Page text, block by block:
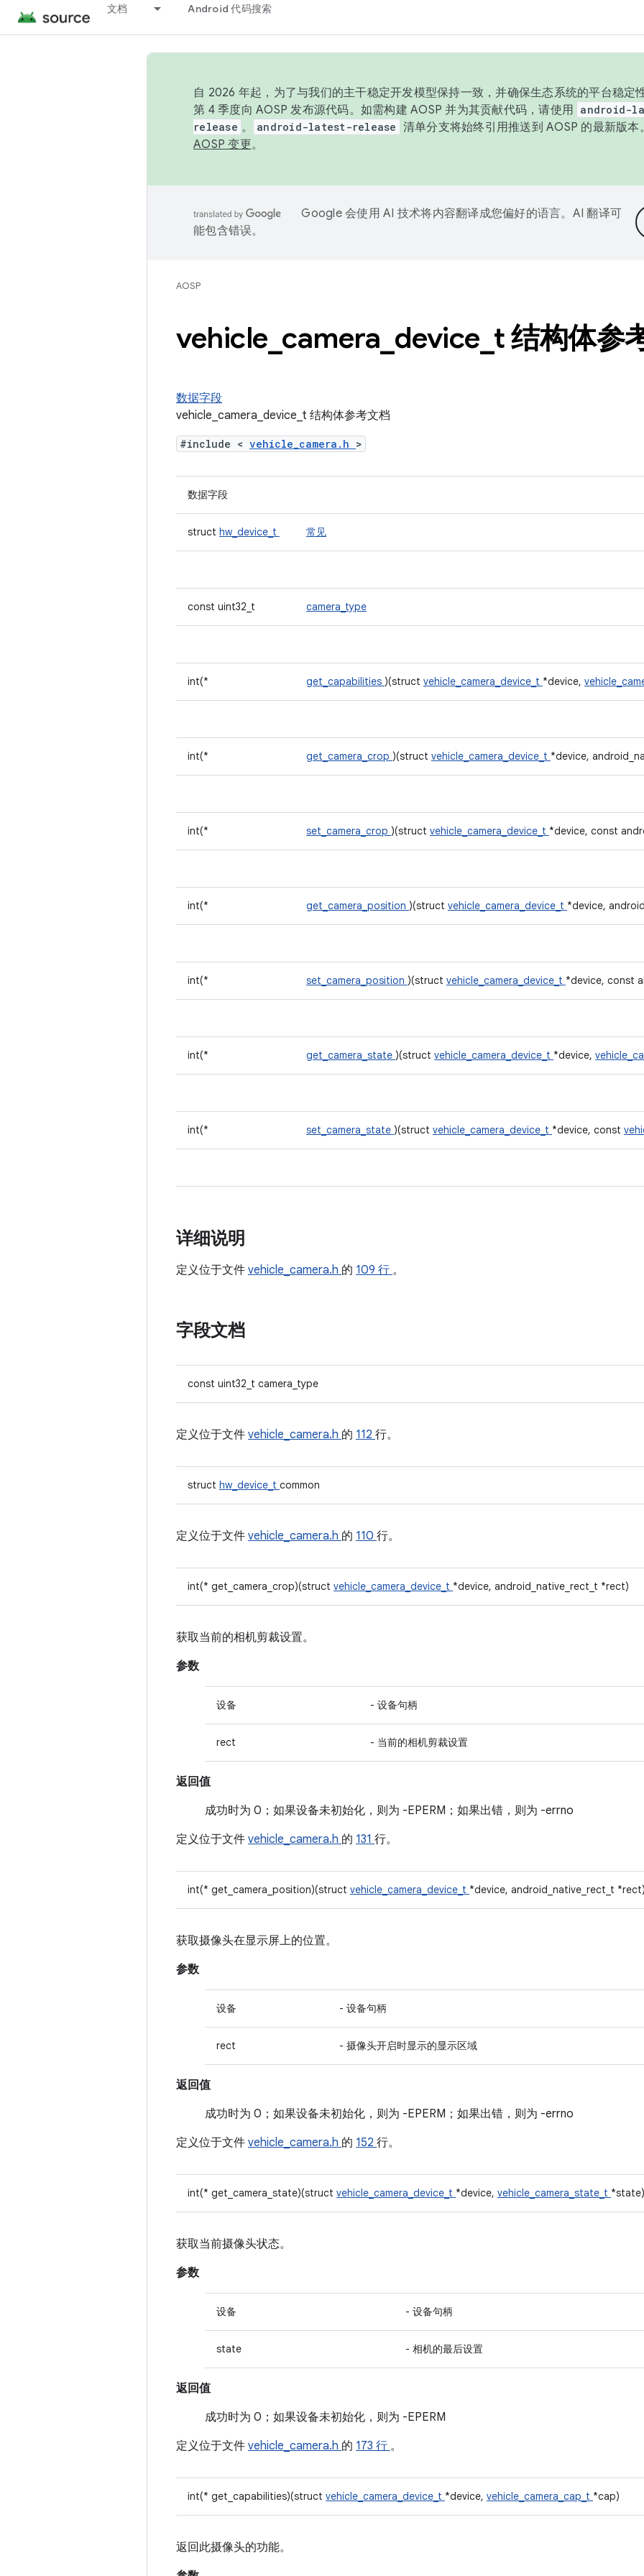
文档 Android 代码搜索
自 2026 年起，为了与我们的主干稳定开发模型保持一致，并确保生态系统的平台稳定
第 4 季度向 AOSP 发布源代码。如需构建 AOSP 并为其贡献代码，请使用 android-
release 。 android-latest-release 清单分支将始终引用推送到 AOSP 的最新版
AOSP 变更。
Google 会使用 AI 技术将内容翻译成您偏好的语言。AI 翻译可
能包含错误。
AOSP
vehicle camera device t 结构体参
数据字段
vehicle_camera_device_t 结构体参考文档
#include < vehicle_camera.h >
数据字段
struct hw_device_t 常见
const uint32_t camera_type
int(* get_capabilities )(struct vehicle_camera_device_t *device,
int(* get_camera_crop )(struct vehicle_camera_device_t *device,
int(* set_camera_crop )(struct vehicle_camera_device_t *device, const
int(* get_camera_position )(struct vehicle_camera_device_t *device,
int(* set_camera_position )(struct vehicle_camera_device_t *device, const
int(* get_camera_state )(struct vehicle_camera_device_t *device,
int(* set_camera_state )(struct vehicle_camera_device_t *device, const
详细说明
定义位于文件 vehicle_camera.h 的 109 行 。
字段文档
const uint32_t camera_type
定义位于文件 vehicle_camera.h 的 112 行。
struct hw_device_t common
定义位于文件 vehicle_camera.h 的 110 行。
int(* get_camera_crop)(struct vehicle_camera_device_t *device, android_native_rect_t *rect)
获取当前的相机剪裁设置。
参数
设备 - 设备句柄
rect - 当前的相机剪裁设置
返回值
成功时为 0；如果设备未初始化，则为 -EPERM；如果出错，则为 -errno
定义位于文件 vehicle_camera.h 的 131 行。
int(* get_camera_position)(struct vehicle_camera_device_t *device, android_native_rect_t
获取摄像头在显示屏上的位置。
参数
设备 - 设备句柄
rect - 摄像头开启时显示的显示区域
返回值
成功时为 0；如果设备未初始化，则为 -EPERM；如果出错，则为 -errno
定义位于文件 vehicle_camera.h 的 152 行。
int(* get_camera_state)(struct vehicle_camera_device_t *device, vehicle_camera_state_t *state)
获取当前摄像头状态。
参数
设备 - 设备句柄
state - 相机的最后设置
返回值
成功时为 0；如果设备未初始化，则为 -EPERM
定义位于文件 vehicle_camera.h 的 173 行 。
int(* get_capabilities)(struct vehicle_camera_device_t *device, vehicle_camera_cap_t *cap)
返回此摄像头的功能。